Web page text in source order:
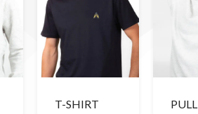
T-SHIRT
PULL